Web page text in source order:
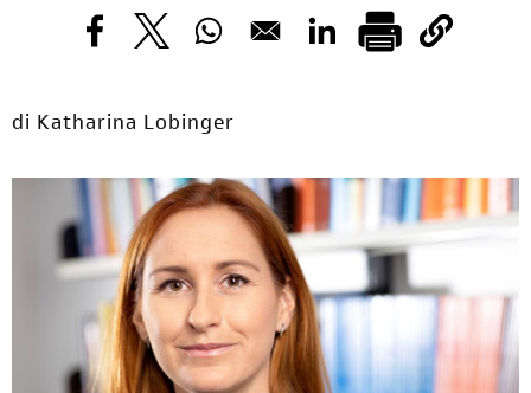
Opens in a new window
Opens in a new window
Opens in a new window
Opens in a new
di Katharina Lobinger